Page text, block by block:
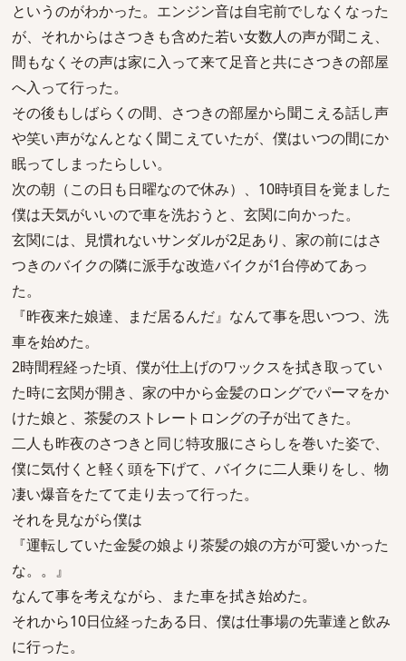
というのがわかった。エンジン音は自宅前でしなくなった
が、それからはさつきも含めた若い女数人の声が聞こえ、
間もなくその声は家に入って来て足音と共にさつきの部屋
へ入って行った。
その後もしばらくの間、さつきの部屋から聞こえる話し声
や笑い声がなんとなく聞こえていたが、僕はいつの間にか
眠ってしまったらしい。
次の朝（この日も日曜なので休み）、10時頃目を覚ました
僕は天気がいいので車を洗おうと、玄関に向かった。
玄関には、見慣れないサンダルが2足あり、家の前にはさ
つきのバイクの隣に派手な改造バイクが1台停めてあっ
た。
『昨夜来た娘達、まだ居るんだ』なんて事を思いつつ、洗
車を始めた。
2時間程経った頃、僕が仕上げのワックスを拭き取ってい
た時に玄関が開き、家の中から金髪のロングでパーマをか
けた娘と、茶髪のストレートロングの子が出てきた。
二人も昨夜のさつきと同じ特攻服にさらしを巻いた姿で、
僕に気付くと軽く頭を下げて、バイクに二人乗りをし、物
凄い爆音をたてて走り去って行った。
それを見ながら僕は
『運転していた金髪の娘より茶髪の娘の方が可愛いかった
な。。』
なんて事を考えながら、また車を拭き始めた。
それから10日位経ったある日、僕は仕事場の先輩達と飲み
に行った。